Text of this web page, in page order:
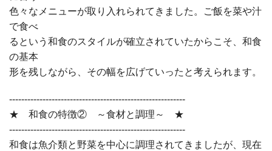
色々なメニューが取り入れられてきました。ご飯を菜や汁
で食べ
るという和食のスタイルが確立されていたからこそ、和食
の基本
形を残しながら、その幅を広げていったと考えられます。
----------------------------------------------------------
★ 和食の特徴② ～食材と調理～ ★
----------------------------------------------------------
和食は魚介類と野菜を中心に調理されてきましたが、現在